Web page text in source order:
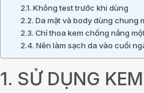
2.1. Không test trước khi dùng
2.2. Da mặt và body dùng chung
2.3. Chỉ thoa kem chống nắng
2.4. Nên làm sạch da vào cuối
1. SỬ DỤNG